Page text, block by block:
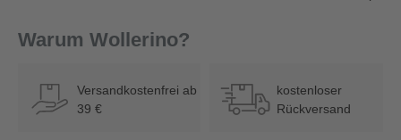
Warum Wollerino?
Versandkostenfrei ab
39 €
kostenloser
Rückversand